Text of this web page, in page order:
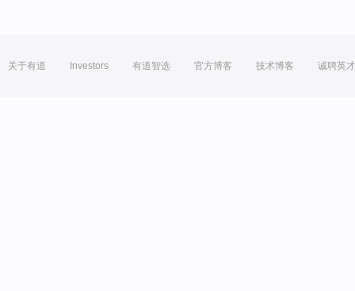
关于有道 Investors 有道智选 官方博客 技术博客 诚聘英才